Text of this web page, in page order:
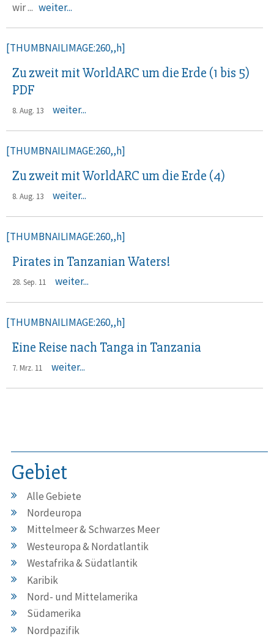
wir ... weiter...
[THUMBNAILIMAGE:260,,h]
Zu zweit mit WorldARC um die Erde (1 bis 5)
PDF
8. Aug. 13 weiter...
[THUMBNAILIMAGE:260,,h]
Zu zweit mit WorldARC um die Erde (4)
8. Aug. 13 weiter...
[THUMBNAILIMAGE:260,,h]
Pirates in Tanzanian Waters!
28. Sep. 11 weiter...
[THUMBNAILIMAGE:260,,h]
Eine Reise nach Tanga in Tanzania
7. Mrz. 11 weiter...
Gebiet
Alle Gebiete
Nordeuropa
Mittelmeer & Schwarzes Meer
Westeuropa & Nordatlantik
Westafrika & Südatlantik
Karibik
Nord- und Mittelamerika
Südamerika
Nordpazifik